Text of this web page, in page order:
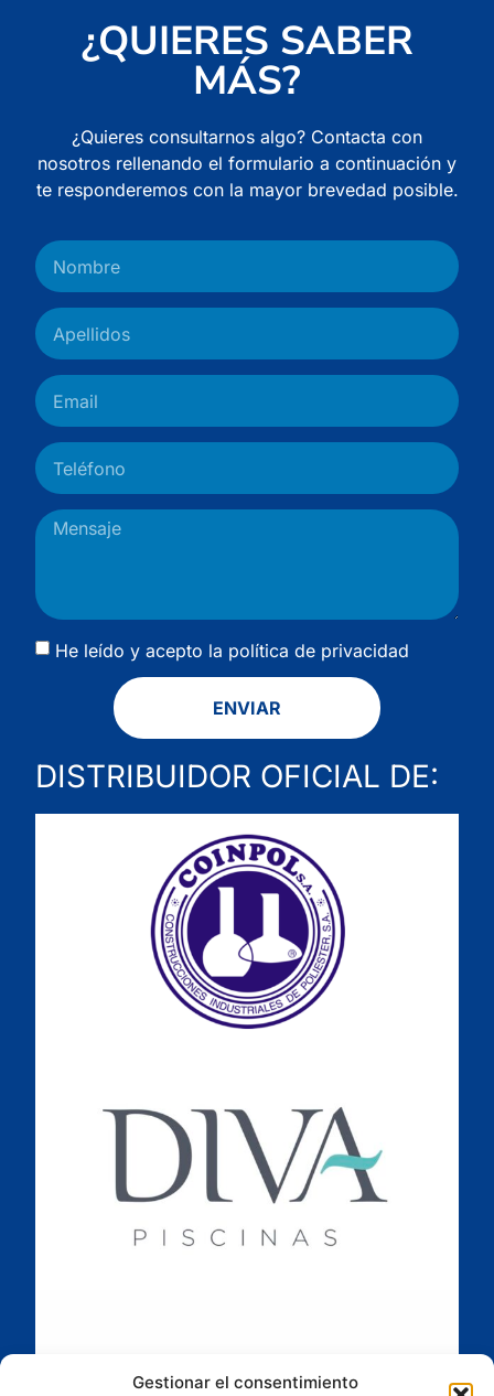
Gestionar el consentimiento
¿QUIERES SABER
MÁS?
¿Quieres consultarnos algo? Contacta con
nosotros rellenando el formulario a continuación y
te responderemos con la mayor brevedad posible.
He leído y acepto la política de privacidad
ENVIAR
DISTRIBUIDOR OFICIAL DE: